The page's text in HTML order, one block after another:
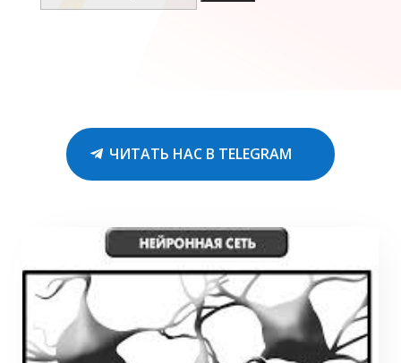
ЧИТАТЬ НАС В TELEGRAM